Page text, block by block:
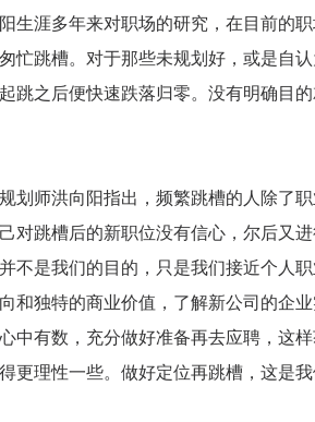
生涯多年来对职场的研究，在目前的
忙跳槽。对于那些未规划好，或是自
跳之后便快速跌落归零。没有明确目
师洪向阳指出，频繁跳槽的人除了职
对跳槽后的新职位没有信心，尔后又
不是我们的目的，只是我们接近个人
和独特的商业价值，了解新公司的企
中有数，充分做好准备再去应聘，这
更理性一些。做好定位再跳槽，这是